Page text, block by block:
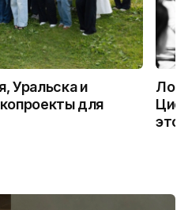
Уральска и
для
это